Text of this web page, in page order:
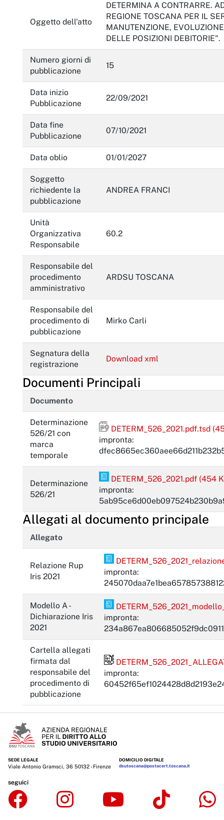
Informazioni ambientali
Interventi straordinari e di emergenza
Altri contenuti
Attuazione misure PNRR
Oggetto dell'atto
DETERMINA A CONTRARRE.
REGIONE TOSCANA PER IL
MANUTENZIONE,
DELLE POSIZIONI DEBITORIE".
Numero giorni di
pubblicazione
15
Data inizio
Pubblicazione
22/09/2021
Data fine
Pubblicazione
07/10/2021
Data oblio 01/01/2027
Soggetto
richiedente la
pubblicazione
ANDREA FRANCI
Unità
Organizzativa
Responsabile
60.2
Responsabile del
procedimento
amministrativo
ARDSU TOSCANA
Responsabile del
procedimento di
pubblicazione
Mirko Carli
Segnatura della
registrazione
Download xml
Documenti Principali
Documento
Determinazione
526/21 con
marca
temporale
Firma firmato digitalmente con
DETERM_526_2021.pdf.tsd
impronta:
Determinazione
526/21
PDF Pades
DETERM_526_2021.pdf (454
impronta:
Allegati al documento principale
Allegato
Relazione Rup
Iris 2021
PDF Pades
impronta:
Modello A -
Dichiarazione Iris
2021
PDF Pades
impronta:
Cartella allegati
firmata dal
responsabile del
procedimento di
pubblicazione
File firmato digitalmente
impronta:
SEDE LEGALE
Viale Antonio Gramsci, 36 50132 - Firenze
DOMICILIO DIGITALE
dsutoscana@postacert.toscana.it
seguici